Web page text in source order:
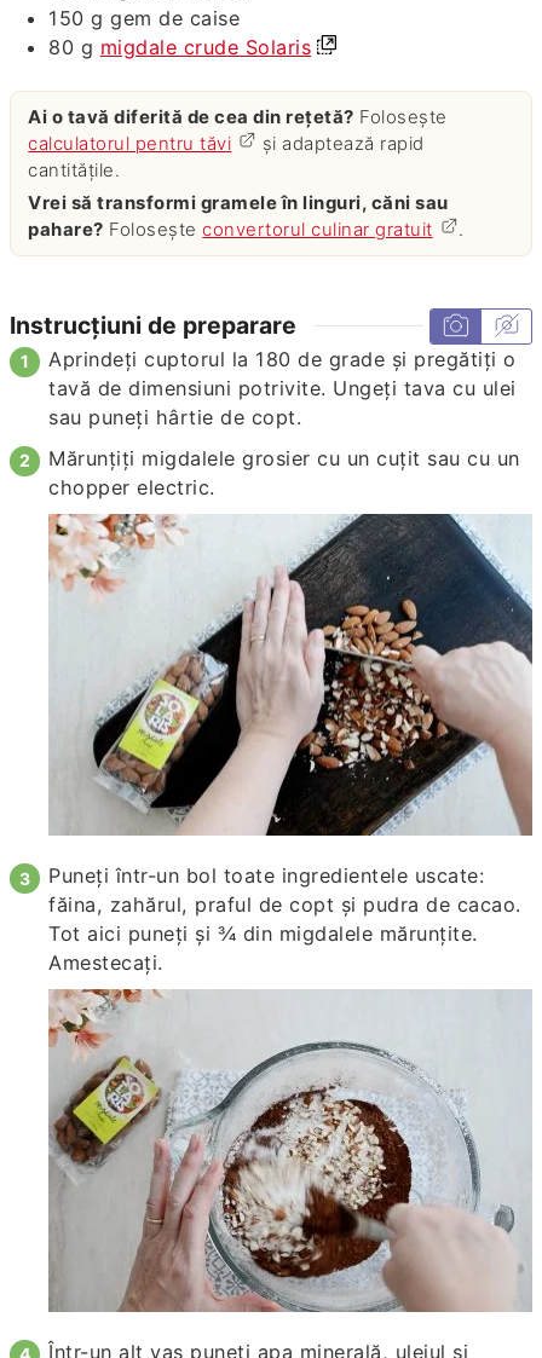
150 g gem de caise
80 g migdale crude Solaris
Ai o tavă diferită de cea din rețetă? Folosește
calculatorul pentru tăvi
și adaptează rapid
cantitățile.
Vrei să transformi gramele în linguri, căni sau
pahare? Foloseșteconvertorul culinar gratuit .
Instrucțiuni de preparare
Aprindeți cuptorul la 180 de grade și pregătiți o
tavă de dimensiuni potrivite. Ungeți tava cu ulei
sau puneți hârtie de copt.
Mărunțiți migdalele grosier cu un cuțit sau cu un
chopper electric.
Puneți într-un bol toate ingredientele uscate:
făina, zahărul, praful de copt și pudra de cacao.
Tot aici puneți și ¾ din migdalele mărunțite.
Amestecați.
Într-un alt vas puneți apa minerală, uleiul și